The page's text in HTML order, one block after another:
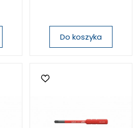
Do koszyka